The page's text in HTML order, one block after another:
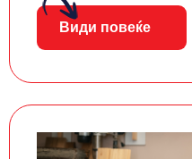
Види повеќе